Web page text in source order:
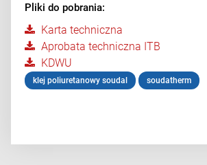
Pliki do pobrania:
Karta techniczna
Aprobata techniczna ITB
KDWU
klej poliuretanowy soudal soudatherm